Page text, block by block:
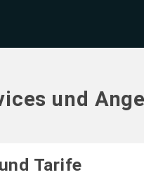
und
Tarife